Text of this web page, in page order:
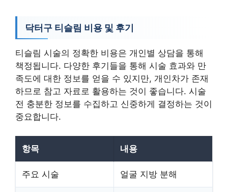
닥터구 티슬림 비용 및 후기
티슬림 시술의 정확한 비용은 개인별 상담을 통해
책정됩니다. 다양한 후기들을 통해 시술 효과와 만
족도에 대한 정보를 얻을 수 있지만, 개인차가 존재
하므로 참고 자료로 활용하는 것이 좋습니다. 시술
전 충분한 정보를 수집하고 신중하게 결정하는 것이
중요합니다.
항목 내용
주요 시술 얼굴 지방 분해